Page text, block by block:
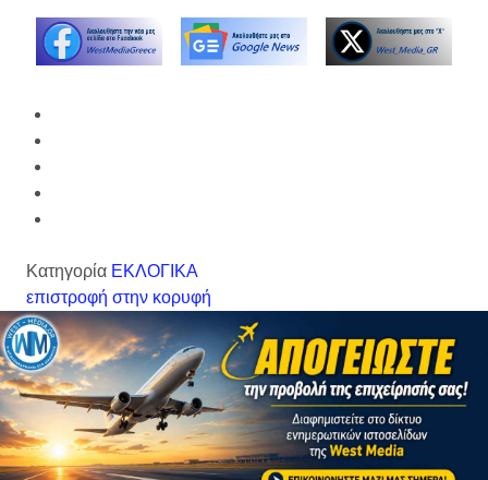
Κατηγορία ΕΚΛΟΓΙΚΑ
επιστροφή στην κορυφή